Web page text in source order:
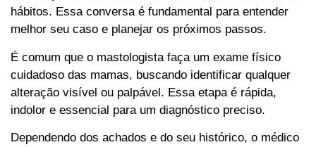
hábitos. Essa conversa é fundamental para entender
melhor seu caso e planejar os próximos passos.
É comum que o mastologista faça um exame físico
cuidadoso das mamas, buscando identificar qualquer
alteração visível ou palpável. Essa etapa é rápida,
indolor e essencial para um diagnóstico preciso.
Dependendo dos achados e do seu histórico, o médico